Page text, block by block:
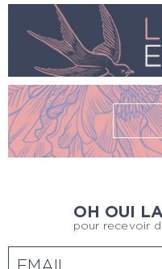
OH OUI
pour recevoir